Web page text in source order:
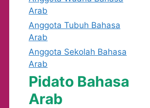
Arab
Anggota Tubuh Bahasa
Arab
Anggota Sekolah Bahasa
Arab
Pidato Bahasa
Arab